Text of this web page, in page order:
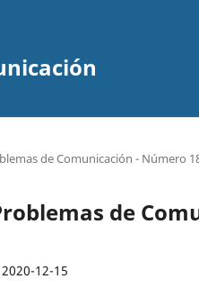
de Comunicación - Número
de
2020-12-15